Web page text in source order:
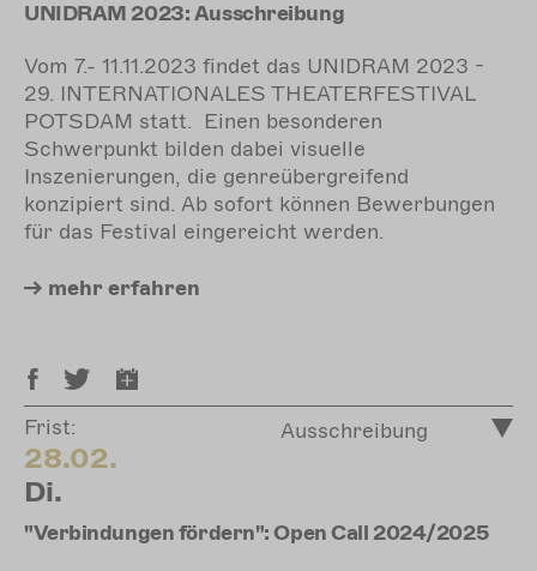
UNIDRAM 2023: Ausschreibung
Vom 7.- 11.11.2023 findet das UNIDRAM 2023 -
29. INTERNATIONALES THEATERFESTIVAL
POTSDAM statt. Einen besonderen
Schwerpunkt bilden dabei visuelle
Inszenierungen, die genreübergreifend
konzipiert sind. Ab sofort können Bewerbungen
für das Festival eingereicht werden.
mehr erfahren
Frist:
28.02.
Di.
Ausschreibung
"Verbindungen fördern": Open Call 2024/2025